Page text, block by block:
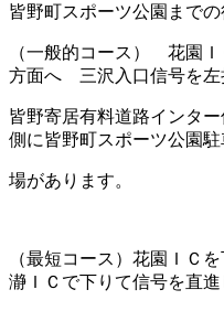
皆野町スポーツ公園まで
（一般的コース） 花園
方面へ 三沢入口信号を左
皆野寄居有料道路インタ
側に皆野町スポーツ公園駐
場があります。
（最短コース）花園ＩＣ
瀞ＩＣで下りて信号を直進